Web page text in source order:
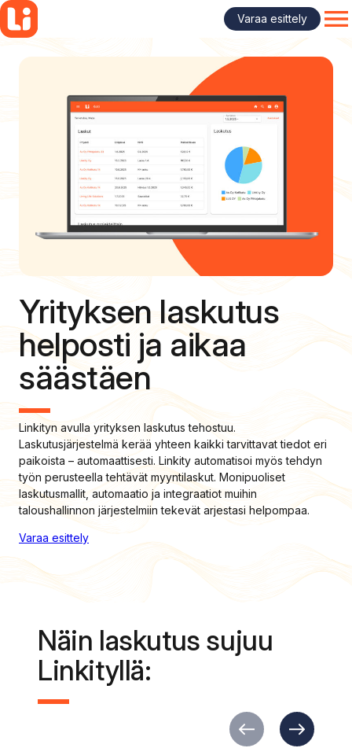
Varaa esittely
Siirry
sisältöön
Yrityksen laskutus
helposti ja aikaa
säästäen
Linkityn avulla yrityksen laskutus tehostuu.
Laskutusjärjestelmä kerää yhteen kaikki tarvittavat tiedot eri
paikoista – automaattisesti. Linkity automatisoi myös tehdyn
työn perusteella tehtävät myyntilaskut. Monipuoliset
laskutusmallit, automaatio ja integraatiot muihin
taloushallinnon järjestelmiin tekevät arjestasi helpompaa.
Varaa esittely
Näin laskutus sujuu
Linkityllä: